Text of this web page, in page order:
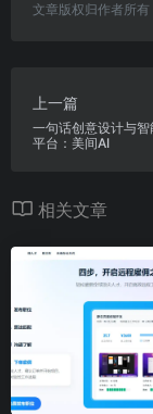
文章版权归作者所有
上一篇
一句话创意设计与
平台：美间AI
相关文章